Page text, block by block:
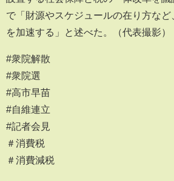
で「財源やスケジュールの在り方な
を加速する」と述べた。（代表撮影）
#衆院解散
#衆院選
#高市早苗
#自維連立
#記者会見
＃消費税
＃消費減税